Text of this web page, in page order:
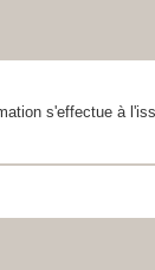
s'effectue à